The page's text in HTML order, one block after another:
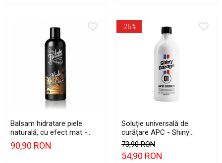
Balsam hidratare piele
naturală, cu efect mat -
Auto Finesse Hide
Conditioner (500ml)
90,90 RON
-26%
Soluție universală de
curățare APC - Shiny
Garage APC Green (1L)
73,90 RON
54,90 RON